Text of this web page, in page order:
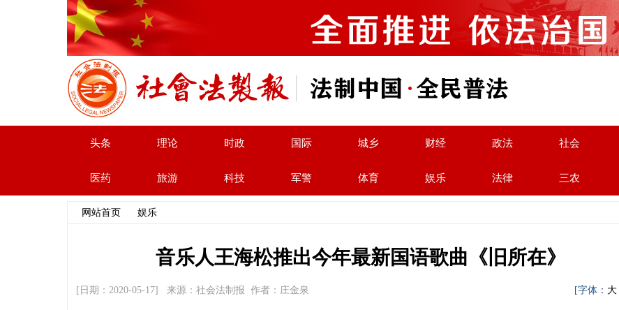
头条 理论 时政 国际 城乡 财经 政法 社会
医药 旅游 科技 军警 体育 娱乐 法律 三农
网站首页 娱乐
音乐人王海松推出今年最新国语歌曲《旧所在》
[日期：2020-05-17] 来源：社会法制报 作者：庄金泉 [字体： 大